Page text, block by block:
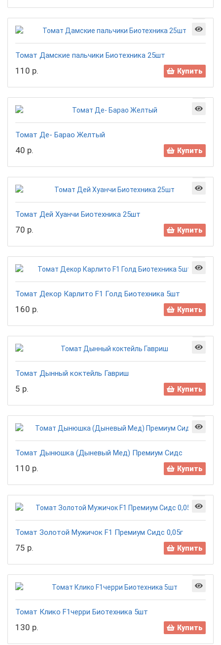
Томат Дамские пальчики Биотехника 25шт
110 р. Купить
Томат Де- Барао Желтый
40 р. Купить
Томат Дей Хуанчи Биотехника 25шт
70 р. Купить
Томат Декор Карлито F1 Голд Биотехника 5шт
160 р. Купить
Томат Дынный коктейль Гавриш
5 р. Купить
Томат Дынюшка (Дыневый Мед) Премиум Сидс
110 р. Купить
Томат Золотой Мужичок F1 Премиум Сидс 0,05г
75 р. Купить
Томат Клико F1черри Биотехника 5шт
130 р. Купить